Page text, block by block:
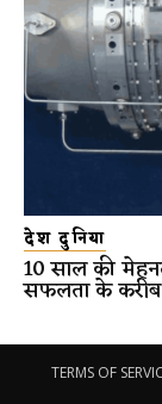
देश दुनिया
10 साल की
सफलता के करीब
TERMS OF